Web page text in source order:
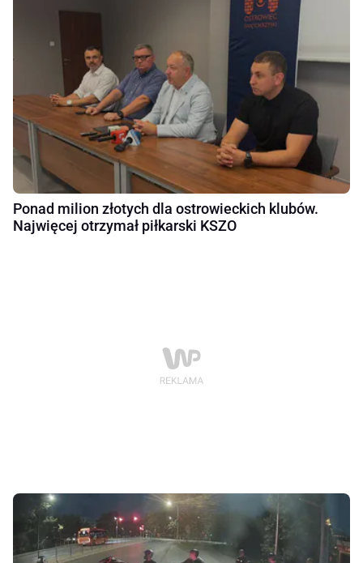
Ponad milion złotych dla ostrowieckich klubów.
Najwięcej otrzymał piłkarski KSZO